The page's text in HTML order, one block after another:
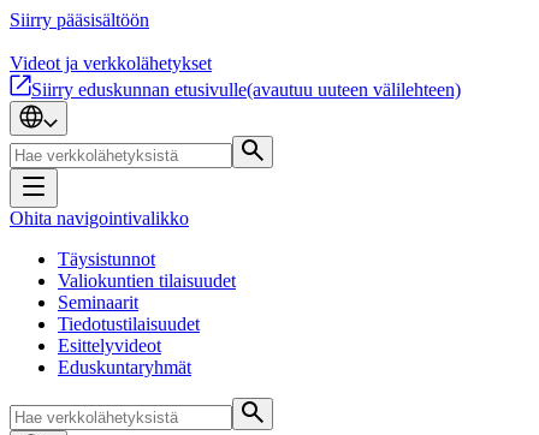
Siirry pääsisältöön
Videot ja verkkolähetykset
Siirry eduskunnan etusivulle(avautuu uuteen välilehteen)
Ohita navigointivalikko
Täysistunnot
Valiokuntien tilaisuudet
Seminaarit
Tiedotustilaisuudet
Esittelyvideot
Eduskuntaryhmät